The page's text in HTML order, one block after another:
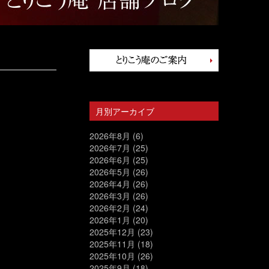
月別アーカイブ
2026年8月 (6)
2026年7月 (25)
2026年6月 (25)
2026年5月 (26)
2026年4月 (26)
2026年3月 (26)
2026年2月 (24)
2026年1月 (20)
2025年12月 (23)
2025年11月 (18)
2025年10月 (26)